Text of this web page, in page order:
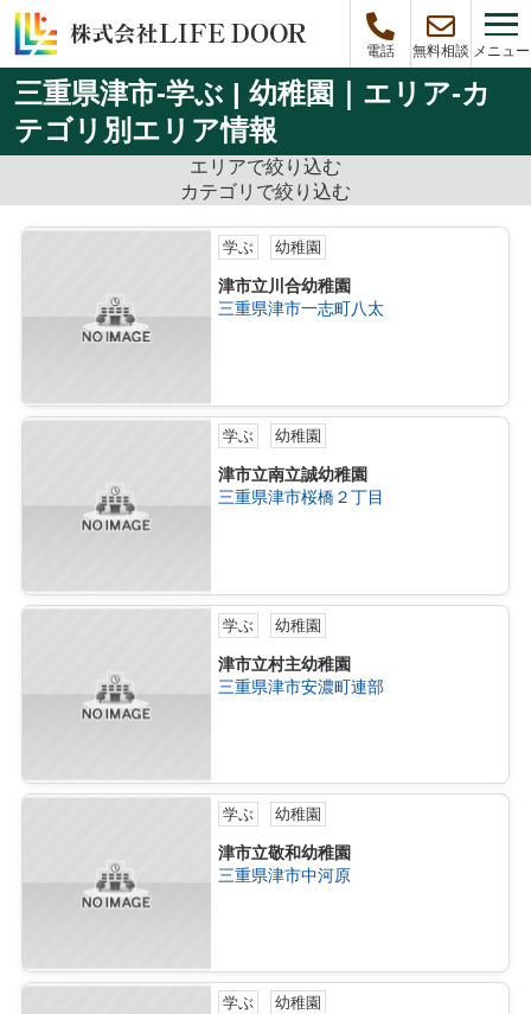
電話 無料相談 メニュー
三重県津市-学ぶ | 幼稚園｜エリア-カ
テゴリ別エリア情報
エリアで絞り込む
カテゴリで絞り込む
学ぶ 幼稚園
津市立川合幼稚園
三重県津市一志町八太
学ぶ 幼稚園
津市立南立誠幼稚園
三重県津市桜橋２丁目
学ぶ 幼稚園
津市立村主幼稚園
三重県津市安濃町連部
学ぶ 幼稚園
津市立敬和幼稚園
三重県津市中河原
学ぶ 幼稚園